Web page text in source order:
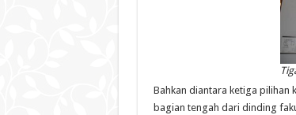
Bahkan diantara ketiga pilihan
bagian tengah dari dinding